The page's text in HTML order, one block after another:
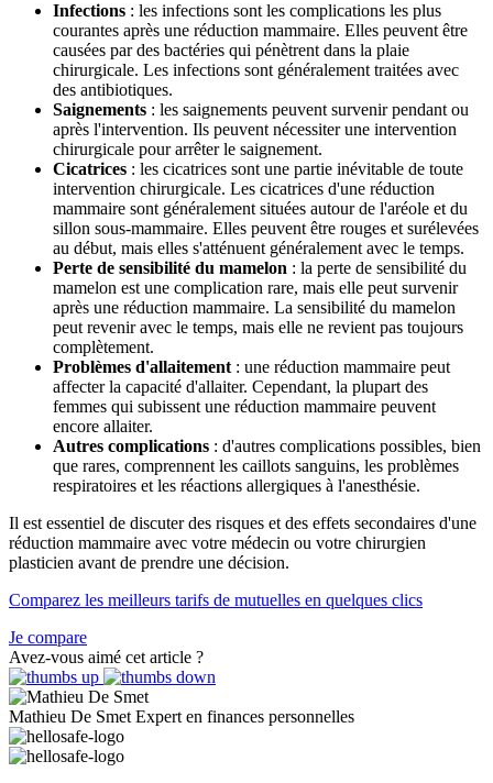
Infections : les infections sont les complications les plus
courantes après une réduction mammaire. Elles peuvent être
causées par des bactéries qui pénètrent dans la plaie
chirurgicale. Les infections sont généralement traitées avec
des antibiotiques.
Saignements : les saignements peuvent survenir pendant ou
après l'intervention. Ils peuvent nécessiter une intervention
chirurgicale pour arrêter le saignement.
Cicatrices : les cicatrices sont une partie inévitable de toute
intervention chirurgicale. Les cicatrices d'une réduction
mammaire sont généralement situées autour de l'aréole et du
sillon sous-mammaire. Elles peuvent être rouges et surélevées
au début, mais elles s'atténuent généralement avec le temps.
Perte de sensibilité du mamelon : la perte de sensibilité du
mamelon est une complication rare, mais elle peut survenir
après une réduction mammaire. La sensibilité du mamelon
peut revenir avec le temps, mais elle ne revient pas toujours
complètement.
Problèmes d'allaitement : une réduction mammaire peut
affecter la capacité d'allaiter. Cependant, la plupart des
femmes qui subissent une réduction mammaire peuvent
encore allaiter.
Autres complications : d'autres complications possibles, bien
que rares, comprennent les caillots sanguins, les problèmes
respiratoires et les réactions allergiques à l'anesthésie.
Il est essentiel de discuter des risques et des effets secondaires d'une
réduction mammaire avec votre médecin ou votre chirurgien
plasticien avant de prendre une décision.
Comparez les meilleurs tarifs de mutuelles en quelques clics
Je compare
Avez-vous aimé cet article ?
Mathieu De Smet Expert en finances personnelles